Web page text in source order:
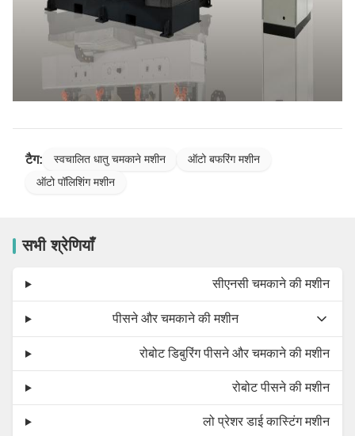
टैग: स्वचालित धातु चमकाने मशीन
ऑटो बफरिंग मशीन
ऑटो पॉलिशिंग मशीन
सभी श्रेणियाँ
सीएनसी चमकाने की मशीन
पीसने और चमकाने की मशीन
रोबोट डिबुरिंग पीसने और चमकाने की मशीन
रोबोट पीसने की मशीन
लो प्रेशर डाई कास्टिंग मशीन